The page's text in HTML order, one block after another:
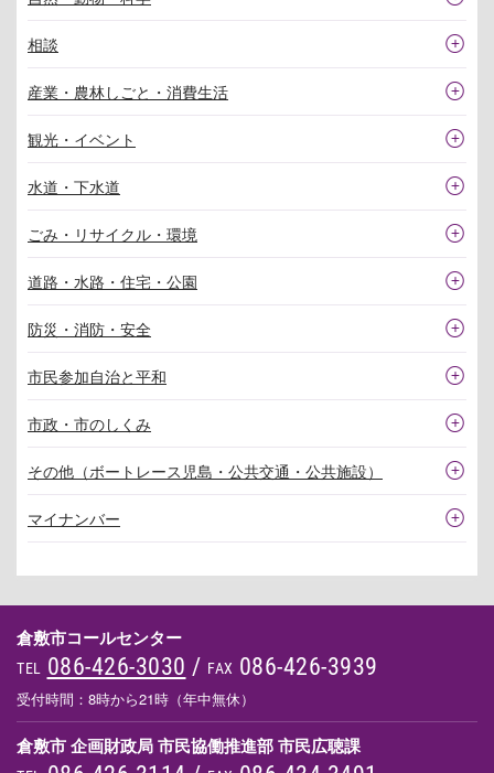
相談
産業・農林しごと・消費生活
観光・イベント
水道・下水道
ごみ・リサイクル・環境
道路・水路・住宅・公園
防災・消防・安全
市民参加自治と平和
市政・市のしくみ
その他（ボートレース児島・公共交通・公共施設）
マイナンバー
倉敷市コールセンター
TEL 086-426-3030 / FAX 086-426-3939
受付時間：8時から21時（年中無休）
倉敷市 企画財政局 市民協働推進部 市民広聴課